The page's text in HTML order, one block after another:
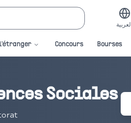
العربية
l'étranger Concours Bourses
Sociales